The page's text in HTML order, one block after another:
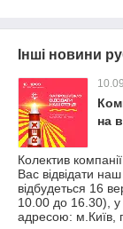
Інші новини
на
Колектив
Вас відвідати
відбудеться 16
10.00 до 16.30), у
адресою: м.Київ,